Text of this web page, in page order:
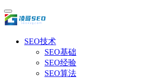
SEO技术
SEO基础
SEO经验
SEO算法